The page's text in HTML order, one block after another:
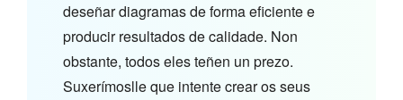
deseñar diagramas de forma eficiente e
producir resultados de calidade. Non
obstante, todos eles teñen un prezo.
Suxerímoslle que intente crear os seus